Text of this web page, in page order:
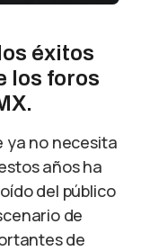
éxitos
los foros
ya no necesita
años ha
del público
de
de